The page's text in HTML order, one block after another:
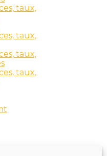
taux,
taux,
taux,
taux,